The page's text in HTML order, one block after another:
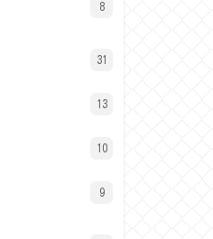
8
31
13
10
9